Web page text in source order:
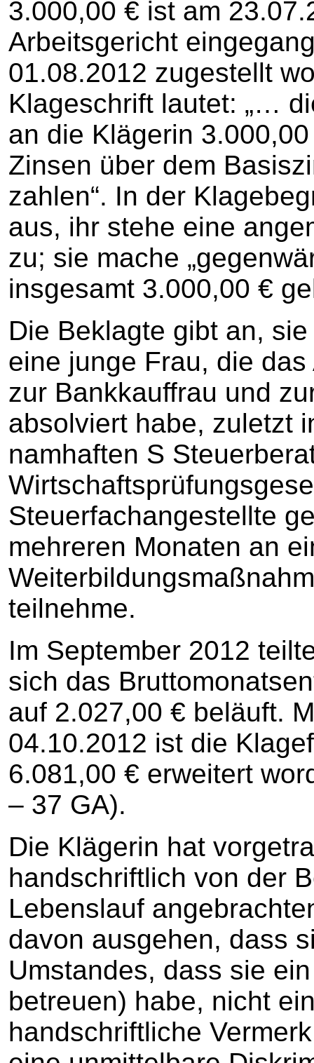
3.000,00 € ist am
Arbeitsgericht
01.08.2012 zugestellt
Klageschrift lautet: „…
an die Klägerin
Zinsen über dem
zahlen“. In der
aus, ihr stehe eine
zu; sie mache
insgesamt 3.000,00 €
Die Beklagte gibt an,
eine junge Frau, die
zur Bankkauffrau und
absolviert habe, zuletzt
namhaften S
Steuerfachangestellte
mehreren Monaten an
teilnehme.
Im September 2012
sich das
auf 2.027,00 € beläuft.
04.10.2012 ist die
6.081,00 € erweitert
– 37 GA).
Die Klägerin hat
handschriftlich von der
Lebenslauf
davon ausgehen, dass
Umstandes, dass sie
betreuen) habe, nicht
handschriftliche